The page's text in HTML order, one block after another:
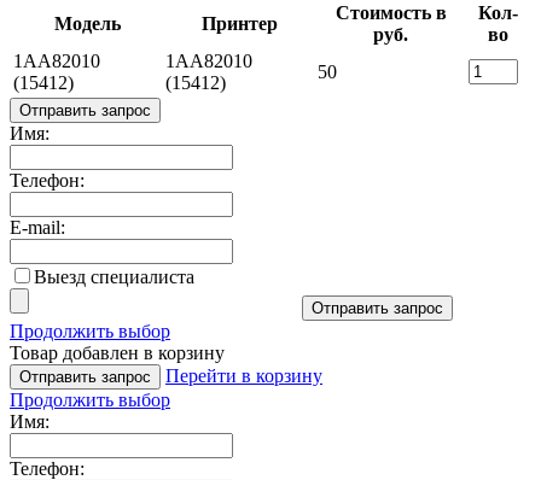
Модель
Принтер
Стоимость в
руб.
Кол-
во
1AA82010
(15412)
1AA82010
(15412)
50
Отправить запрос
Имя:
Телефон:
E-mail:
Выезд специалиста
Отправить запрос
Продолжить выбор
Товар добавлен в корзину
Отправить запрос
Перейти в корзину
Продолжить выбор
Имя:
Телефон: